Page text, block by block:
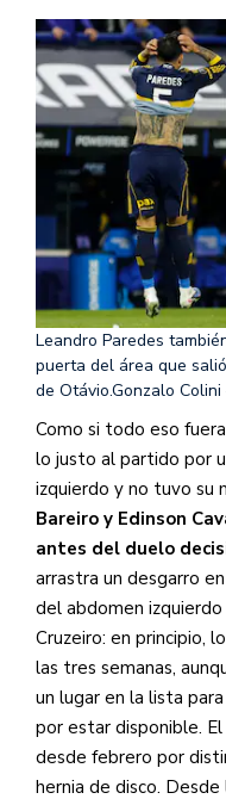
Leandro Paredes
puerta del área que
de Otávio.Gonzalo Colini
Como si todo eso
lo justo al partido por
izquierdo y no tuvo su
Bareiro y Edinson
antes del duelo
arrastra un desgarro
del abdomen
Cruzeiro: en principio,
las tres semanas,
un lugar en la lista
por estar disponible.
desde febrero por
hernia de disco.